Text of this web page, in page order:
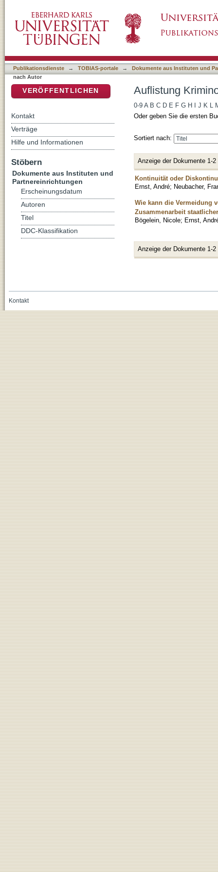
Publikationsdienste → TOBIAS-portale →
Dokumente aus Instituten und
nach Autor
Auflistung
0-9 A B C D E F G H J K L
Oder geben Sie die ersten
Sortiert nach:
Anzeige der Dokumente 1-2
Kontinuität oder
Ernst, André; Neubacher,
Wie kann die Vermeidung
Zusammenarbeit
Bögelein, Nicole; Ernst,
Anzeige der Dokumente 1-2
VERÖFFENTLICHEN
Kontakt
Verträge
Hilfe und Informationen
Stöbern
Dokumente aus Instituten und
Partnereinrichtungen
Erscheinungsdatum
Autoren
Titel
DDC-Klassifikation
Kontakt